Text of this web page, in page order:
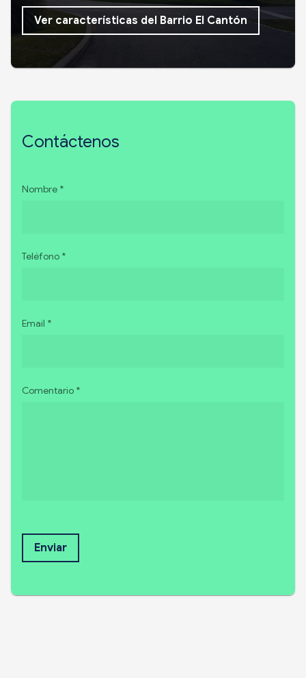
Ver características del Barrio El Cantón
Contáctenos
Nombre *
Teléfono *
Email *
Comentario *
Enviar